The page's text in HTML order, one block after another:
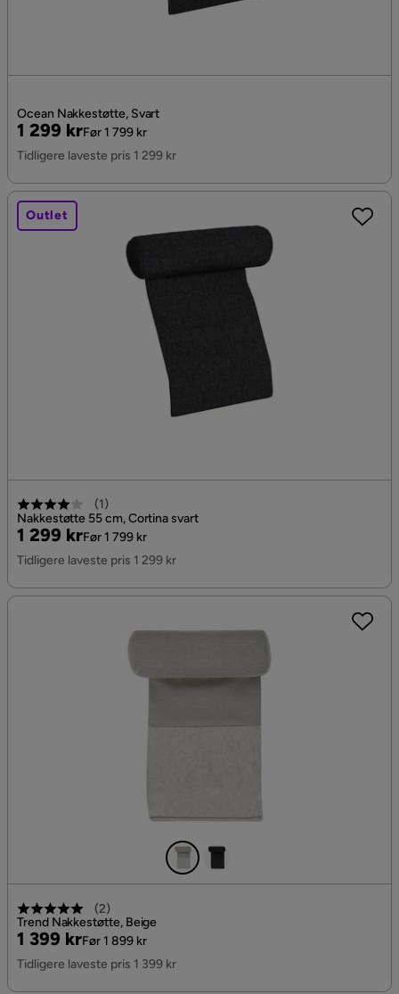
Ocean Nakkestøtte, Svart
Pris
1 299 kr
Original
Pris
Før 1 799 kr
Tidligere laveste pris 1 299 kr
(1)
Nakkestøtte 55 cm, Cortina svart
Pris
1 299 kr
Original
Pris
Før 1 799 kr
Tidligere laveste pris 1 299 kr
Outlet
(2)
Trend Nakkestøtte, Beige
Pris
1 399 kr
Original
Pris
Før 1 899 kr
Tidligere laveste pris 1 399 kr